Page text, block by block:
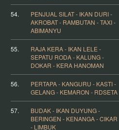
54.
PENJUAL SILAT - IKAN DURI -
AKROBAT - RAMBUTAN - TAXI -
ABIMANYU
55.
RAJA KERA - IKAN LELE -
SEPATU RODA - KALUNG -
DOKAR - KERA HANOMAN
56.
PERTAPA - KANGURU - KASTI -
GELANG - KEMARON - RDSETA
57.
BUDAK - IKAN DUYUNG -
BERINGEN - KENANGA - CIKAR
- LIMBUK